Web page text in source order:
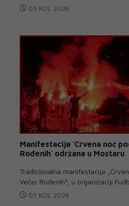
05 KOL 2026
Manifestacija 'Crvena noć
Rođenih' održana u Mostaru
Tradicionalna manifestacija
Večer Rođenih“, u organizaciji
05 KOL 2026